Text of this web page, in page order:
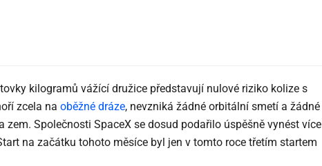
kilogramů vážící družice představují nulové riziko kolize s
zcela na oběžné dráze, nevzniká žádné orbitální smetí a žádné
zem. Společnosti SpaceX se dosud podařilo úspěšně vynést více
na začátku tohoto měsíce byl jen v tomto roce třetím startem